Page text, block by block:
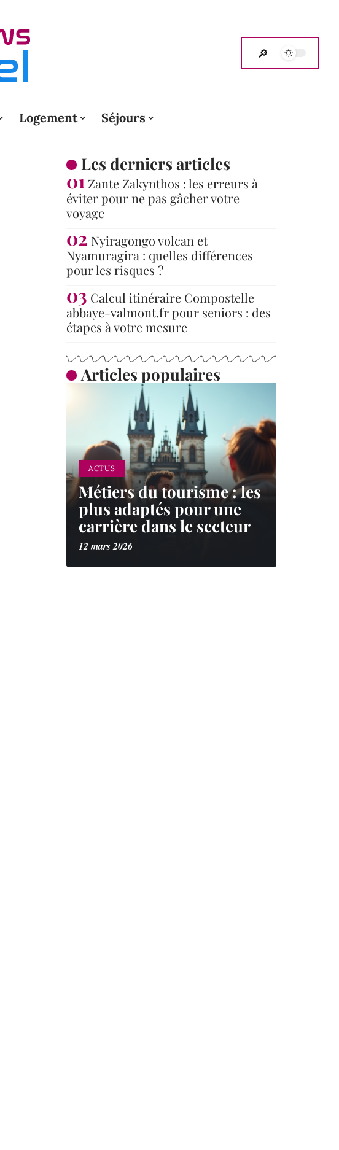
Logement Séjours
Les derniers articles
Zante Zakynthos : les erreurs à
éviter pour ne pas gâcher votre
voyage
Nyiragongo volcan et
Nyamuragira : quelles différences
pour les risques ?
Calcul itinéraire Compostelle
abbaye-valmont.fr pour seniors : des
étapes à votre mesure
Articles populaires
ACTUS
Métiers du tourisme : les
plus adaptés pour une
carrière dans le secteur
12 mars 2026